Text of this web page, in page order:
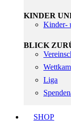
KINDER
Kinder-
BLICK
Liga
SHOP